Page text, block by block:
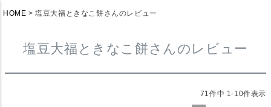
HOME 塩豆大福ときなこ餅さんのレビュー
塩豆大福ときなこ餅さんのレビュー
71件中 1-10件表示